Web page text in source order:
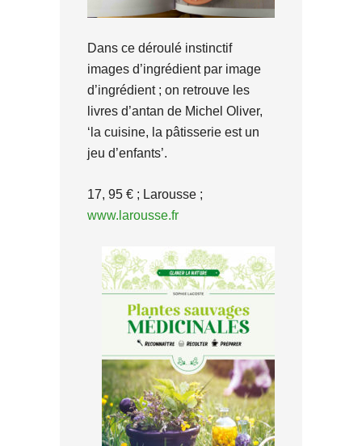
Dans ce déroulé instinctif
images d’ingrédient par image
d’ingrédient ; on retrouve les
livres d’antan de Michel Oliver,
‘la cuisine, la pâtisserie est un
jeu d’enfants’.
17, 95 € ; Larousse ;
www.larousse.fr